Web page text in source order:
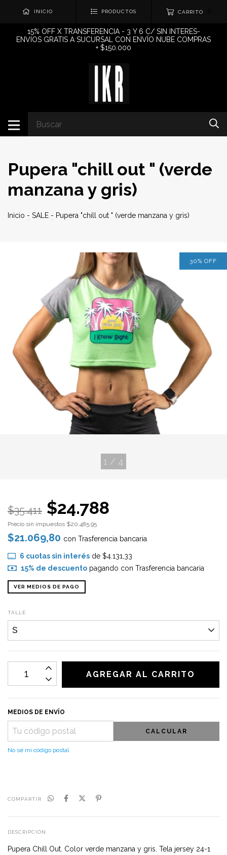
INICIO PRODUCTOS CARRITO
15% OFF X TRANSFERENCIA - 3 Y 6 C/ SIN INTERES-
ENVIOS GRATIS A SUCURSAL CON ENVÍO NUBE COMPRAS
+ $150.000
Pupera "chill out " (verde
manzana y gris)
Inicio - SALE - Pupera "chill out " (verde manzana y gris)
30% OFF
1 / 4
$35.411 $24.788
Precio sin impuestos $20.485,95
$21.069,80 con Trasferencia bancaria
6 cuotas sin interésde $4.131,33
15% de descuentopagando con Trasferencia bancaria
VER MEDIOS DE PAGO
TALLE
MEDIOS DE ENVÍO
CALCULAR
No sé mi código postal
COMPARTIR
DESCRIPCIÓN
Pupera Chill Out. Color verde manzana y gris. Tela jersey 24-1